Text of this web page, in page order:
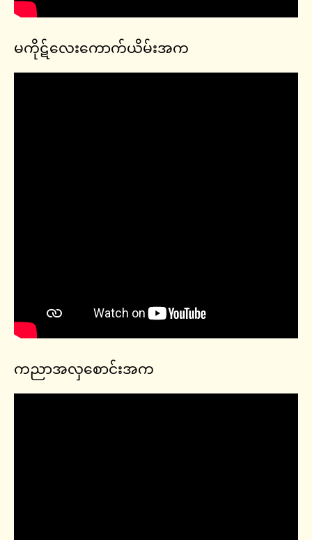
မကိုဋ်လေးကောက်ယိမ်းအက
ကညာအလှစောင်းအက